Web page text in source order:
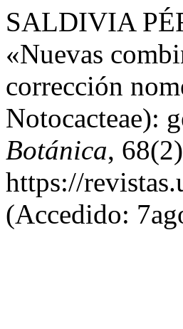
SALDIVIA
«Nuevas
corrección
Notocacteae):
Botánica,
https://
(Accedido: